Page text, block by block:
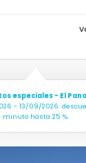
especiales - El
- 13/09/2026:
minuto hasta 25 %.